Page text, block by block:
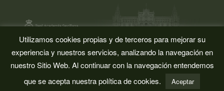
La Academia Sesiones Secciones Enlaces de Interés
Aviso
Legal
Contacto
Real Academia Sevillana de Ciencias Veterinarias © 2015 | Todos
los derechos reservados |Codetia
Utilizamos cookies propias y de terceros para mejorar su
experiencia y nuestros servicios, analizando la navegación en
nuestro Sitio Web. Al continuar con la navegación entendemos
que se acepta nuestra política de cookies.
Aceptar